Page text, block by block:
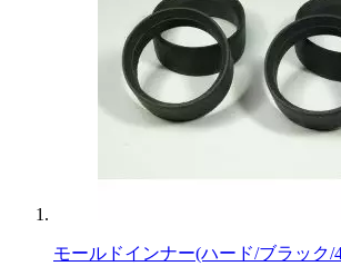
モールドインナー(ハード/ブラック/